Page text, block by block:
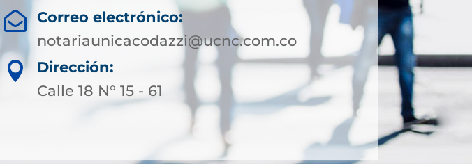

Correo electrónico:
notariaunicacodazzi@ucnc.com.co

Dirección:
Calle 18 N° 15 - 61